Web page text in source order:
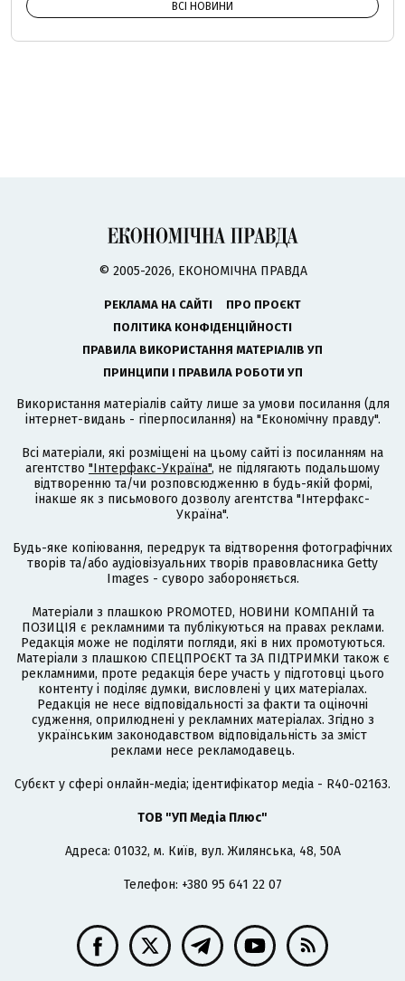
ВСІ НОВИНИ
© 2005-2026, ЕКОНОМІЧНА ПРАВДА
РЕКЛАМА НА САЙТІ
ПРО ПРОЄКТ
ПОЛІТИКА КОНФІДЕНЦІЙНОСТІ
ПРАВИЛА ВИКОРИСТАННЯ МАТЕРІАЛІВ УП
ПРИНЦИПИ І ПРАВИЛА РОБОТИ УП
Використання матеріалів сайту лише за умови посилання (для
інтернет-видань - гіперпосилання) на "Економічну правду".
Всі матеріали, які розміщені на цьому сайті із посиланням на
агентство "Інтерфакс-Україна", не підлягають подальшому
відтворенню та/чи розповсюдженню в будь-якій формі,
інакше як з письмового дозволу агентства "Інтерфакс-
Україна".
Будь-яке копіювання, передрук та відтворення фотографічних
творів та/або аудіовізуальних творів правовласника Getty
Images - суворо забороняється.
Матеріали з плашкою PROMOTED, НОВИНИ КОМПАНІЙ та
ПОЗИЦІЯ є рекламними та публікуються на правах реклами.
Редакція може не поділяти погляди, які в них промотуються.
Матеріали з плашкою СПЕЦПРОЄКТ та ЗА ПІДТРИМКИ також є
рекламними, проте редакція бере участь у підготовці цього
контенту і поділяє думки, висловлені у цих матеріалах.
Редакція не несе відповідальності за факти та оціночні
судження, оприлюднені у рекламних матеріалах. Згідно з
українським законодавством відповідальність за зміст
реклами несе рекламодавець.
Cубєкт у сфері онлайн-медіа; ідентифікатор медіа - R40-02163.
ТОВ "УП Медіа Плюс"
Адреса: 01032, м. Київ, вул. Жилянська, 48, 50А
Телефон: +380 95 641 22 07